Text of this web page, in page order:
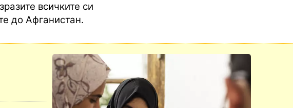
всичките си
до Афганистан.